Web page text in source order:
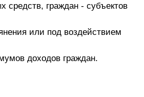
средств, граждан - субъектов
или под воздействием
доходов граждан.